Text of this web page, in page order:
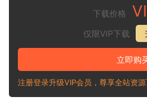
下载价格
仅限VIP下载
立即购
注册登录升级VIP会员，尊享全站资